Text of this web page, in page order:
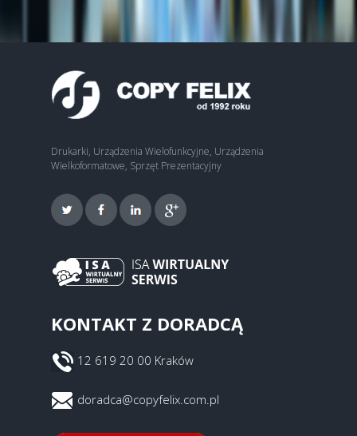
Drukarki, Urządzenia Wielofunkcyjne, Urządzenia
Wielkoformatowe, Sprzęt Prezentacyjny
KONTAKT Z DORADCĄ
12 619 20 00 Kraków
doradca@copyfelix.com.pl